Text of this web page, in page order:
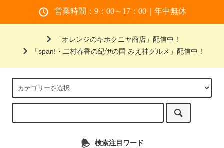
営業時間：9：00～17：00｜年中無休
「オレンジのキホクニヤ商店」配信中！
「span!・二村春香の紀伊の国 みえ神グルメ」配信中！
検索注目ワード